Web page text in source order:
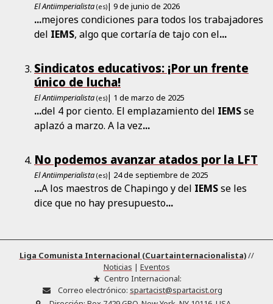
El Antiimperialista (es)| 9 de junio de 2026
...mejores condiciones para todos los trabajadores
del IEMS, algo que cortaría de tajo con el...
Sindicatos educativos: ¡Por un frente
único de lucha!
El Antiimperialista (es)| 1 de marzo de 2025
...del 4 por ciento. El emplazamiento del IEMSse
aplazó a marzo. A la vez...
No podemos avanzar atados por la LFT
El Antiimperialista (es)| 24 de septiembre de 2025
...A los maestros de Chapingo y del IEMSse les
dice que no hay presupuesto...
Liga Comunista Internacional (Cuartainternacionalista)//
Noticias | Eventos
Centro Internacional:
Correo electrónico: spartacist@spartacist.org